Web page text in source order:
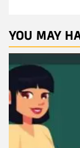
YOU MAY